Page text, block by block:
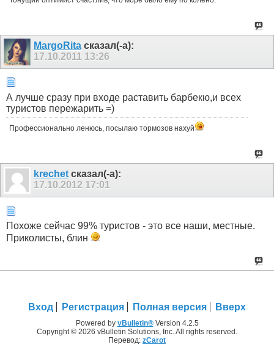
MargoRita сказал(-а):
17.10.2011 13:26
А лучше сразу при входе раставить барбекю,и всех
туристов пережарить =)
Профессионально ленюсь, посылаю тормозов нахуй
krechet сказал(-а):
17.10.2012 17:01
Похоже сейчас 99% туристов - это все наши, местные.
Приколисты, блин
Вход Регистрация Полная версия Вверх
Powered by vBulletin®Version 4.2.5
Copyright © 2026 vBulletin Solutions, Inc. All rights reserved.
Перевод: zCarot